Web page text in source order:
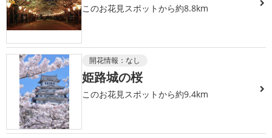
このお花見スポットから約8.8km
開花情報： なし
姫路城の桜
このお花見スポットから約9.4km